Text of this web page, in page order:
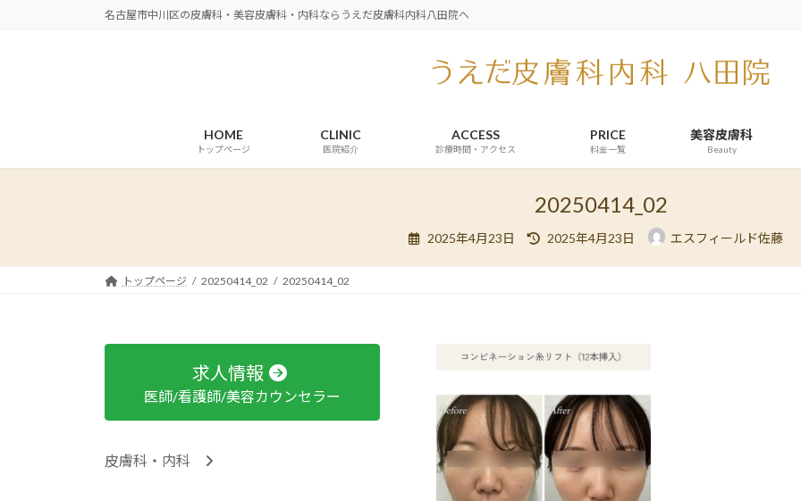
名古屋市中川区の皮膚科・美容皮膚科・内科ならうえだ皮膚科内科八田院へ
HOME
トップページ
CLINIC
医院紹介
ACCESS
診療時間・アクセス
PRICE
料金一覧
美容皮膚科
Beauty
20250414_02
2025年4月23日
最
終
新
2025年4月23日 エスフィールド佐藤
トップページ 20250414_02 20250414_02
求人情報
医師/看護師/美容カウンセラー
皮膚科・内科